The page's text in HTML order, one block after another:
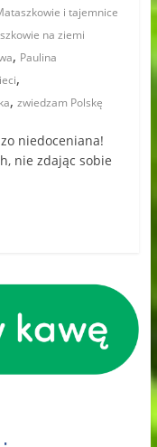
i tajemnice
na ziemi
, Paulina
,
, zwiedzam Polskę
niedoceniana!
nie zdając sobie